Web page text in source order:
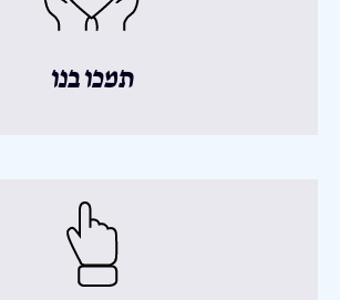
תמכו בנו